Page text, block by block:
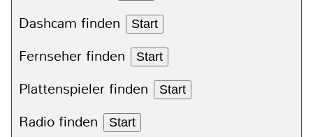
Dashcam finden Start
Fernseher finden Start
Plattenspieler finden Start
Radio finden Start